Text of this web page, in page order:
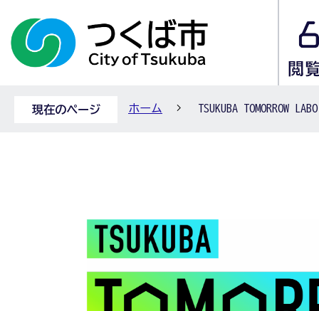
現在のページ ホーム TSUKUBA TOMORROW
TOMORROW